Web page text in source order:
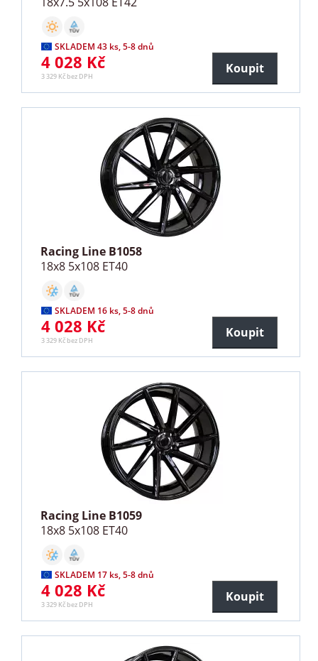
SKLADEM 43 ks, 5-8 dnů
4 028 Kč
3 329 Kč bez DPH
Koupit
Racing Line B1058
18x8 5x108 ET40
SKLADEM 16 ks, 5-8 dnů
4 028 Kč
3 329 Kč bez DPH
Koupit
Racing Line B1059
18x8 5x108 ET40
SKLADEM 17 ks, 5-8 dnů
4 028 Kč
3 329 Kč bez DPH
Koupit